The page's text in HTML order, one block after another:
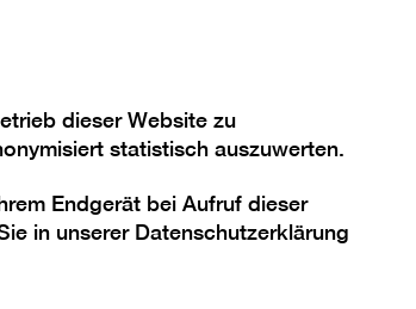
Berlinische Galerie
dieser Website zu
statistisch auszuwerten.
Endgerät bei Aufruf dieser
in unserer Datenschutzerklärung